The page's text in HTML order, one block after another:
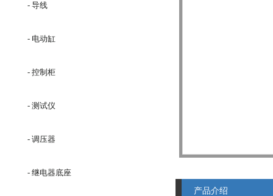
- 导线
- 电动缸
- 控制柜
- 测试仪
- 调压器
- 继电器底座
产品介绍